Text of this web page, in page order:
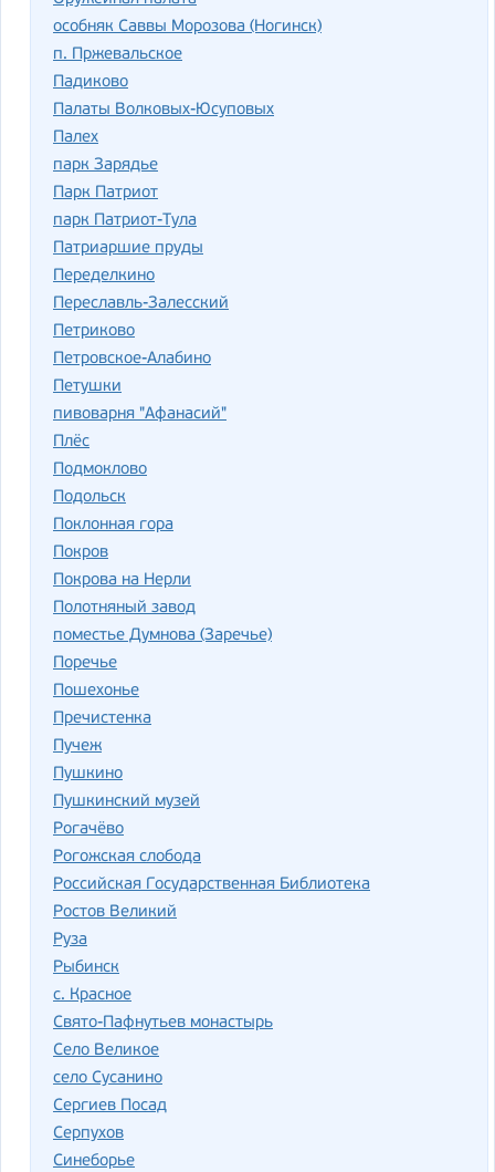
особняк Саввы Морозова (Ногинск)
п. Пржевальское
Падиково
Палаты Волковых-Юсуповых
Палех
парк Зарядье
Парк Патриот
парк Патриот-Тула
Патриаршие пруды
Переделкино
Переславль-Залесский
Петриково
Петровское-Алабино
Петушки
пивоварня "Афанасий"
Плёс
Подмоклово
Подольск
Поклонная гора
Покров
Покрова на Нерли
Полотняный завод
поместье Думнова (Заречье)
Поречье
Пошехонье
Пречистенка
Пучеж
Пушкино
Пушкинский музей
Рогачёво
Рогожская слобода
Российская Государственная Библиотека
Ростов Великий
Руза
Рыбинск
с. Красное
Свято-Пафнутьев монастырь
Село Великое
село Сусанино
Сергиев Посад
Серпухов
Синеборье